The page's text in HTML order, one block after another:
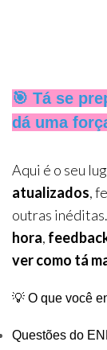
🎯 Tá se
dá uma
Aqui é o seu
atualizados,
outras
hora,
ver como tá
💡 O que você
Questões do